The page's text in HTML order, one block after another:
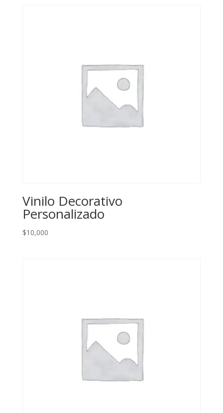
Vinilo Decorativo
Personalizado
$10,000